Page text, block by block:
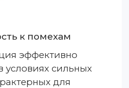
к помехам
эффективно
условиях сильных
для